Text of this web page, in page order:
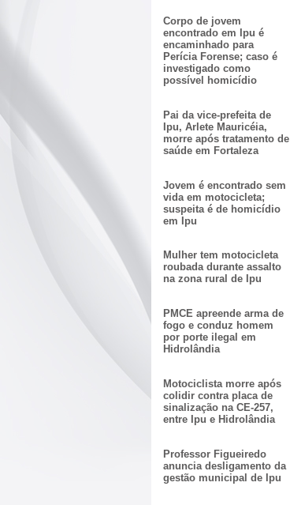
Corpo de jovem
encontrado em Ipu é
encaminhado para
Perícia Forense; caso é
investigado como
possível homicídio
Pai da vice-prefeita de
Ipu, Arlete Mauricéia,
morre após tratamento de
saúde em Fortaleza
Jovem é encontrado sem
vida em motocicleta;
suspeita é de homicídio
em Ipu
Mulher tem motocicleta
roubada durante assalto
na zona rural de Ipu
PMCE apreende arma de
fogo e conduz homem
por porte ilegal em
Hidrolândia
Motociclista morre após
colidir contra placa de
sinalização na CE-257,
entre Ipu e Hidrolândia
Professor Figueiredo
anuncia desligamento da
gestão municipal de Ipu